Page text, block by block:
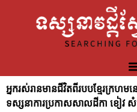
អ្នករស់រានមានជីវិតពីរបបខ្មែរក្រហ
ទស្សនាការប្រកាសសាលដីកា ខៀវ